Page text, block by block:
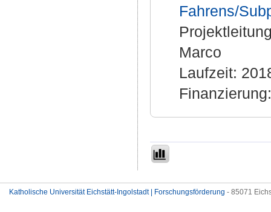
Fahrens/
Marco
Laufzeit:
Katholische Universität Eichstätt-Ingolstadt | Forschungsförderung - 85071